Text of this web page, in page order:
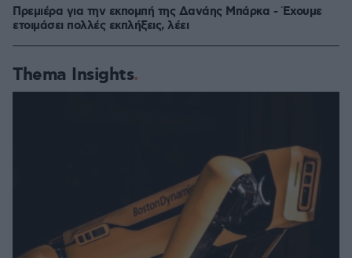
Πρεμιέρα για την εκπομπή της Δανάης Μπάρκα - Έχουμε
ετοιμάσει πολλές εκπλήξεις, λέει
Thema Insights